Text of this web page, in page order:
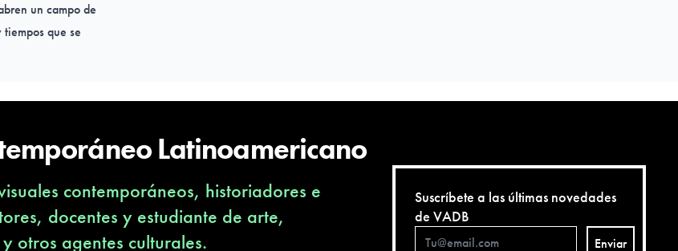
un campo de
que se
que invita a
Latinoamericano
contemporáneos, historiadores e
docentes y estudiante de arte,
otros agentes culturales.
Suscríbete a las últimas novedades
de VADB
Enviar